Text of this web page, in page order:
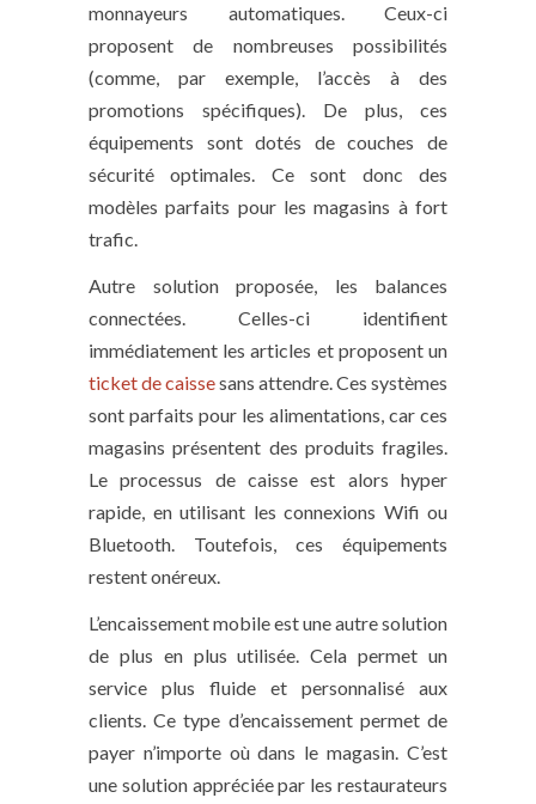
monnayeurs automatiques. Ceux-ci
proposent de nombreuses possibilités
(comme, par exemple, l’accès à des
promotions spécifiques). De plus, ces
équipements sont dotés de couches de
sécurité optimales. Ce sont donc des
modèles parfaits pour les magasins à fort
trafic.
Autre solution proposée, les balances
connectées. Celles-ci identifient
immédiatement les articles et proposent un
ticket de caissesans attendre. Ces systèmes
sont parfaits pour les alimentations, car ces
magasins présentent des produits fragiles.
Le processus de caisse est alors hyper
rapide, en utilisant les connexions Wifi ou
Bluetooth. Toutefois, ces équipements
restent onéreux.
L’encaissement mobile est une autre solution
de plus en plus utilisée. Cela permet un
service plus fluide et personnalisé aux
clients. Ce type d’encaissement permet de
payer n’importe où dans le magasin. C’est
une solution appréciée par les restaurateurs